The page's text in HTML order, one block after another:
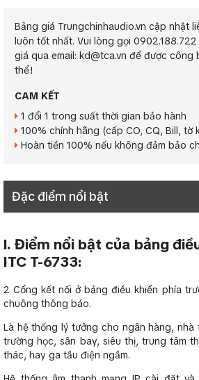
Bảng giá Trungchinhaudio.vn cập nhật
luôn tốt nhất. Vui lòng gọi
giá qua email: kd@tca.vn để được công
thể!
CAM KẾT
1 đổi 1 trong suất thời gian bảo hành
100% chính hãng (cấp CO, CQ, Bill, tờ
Hoàn tiền 100% nếu không đảm bảo
Đặc điểm nổi bật
I. Điểm nổi bật của bảng
ITC T-6733:
2 Cổng kết nối ở bảng điều khiển phía
chuông thông báo.
Là hệ thống lý tưởng cho ngân hàng, nhà
trường học, sân bay, siêu thị, trung tâm
thác, hay ga tầu điện ngầm.